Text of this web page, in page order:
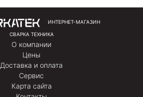
ИНТЕРНЕТ-МАГАЗИН
СВАРКА ТЕХНИКА
О компании
Цены
Доставка и оплата
Сервис
Карта сайта